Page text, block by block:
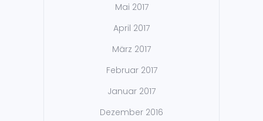
Mai 2017
April 2017
März 2017
Februar 2017
Januar 2017
Dezember 2016